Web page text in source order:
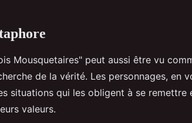
Mousquetaires" peut aussi être vu
de la vérité. Les personnages, en
situations qui les obligent à se remettre
valeurs.